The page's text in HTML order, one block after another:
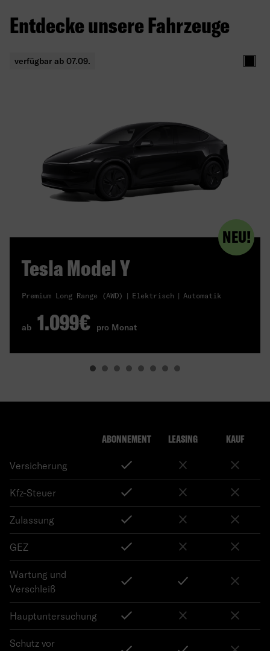
Entdecke unsere Fahrzeuge
verfügbar ab 07.09.
NEU!
Tesla Model Y
Premium Long Range (AWD) Elektrisch Automatik
ab 1.099€ pro Monat
ABONNEMENT LEASING KAUF
Versicherung
Kfz-Steuer
Zulassung
GEZ
Wartung und
Verschleiß
Hauptuntersuchung
Schutz vor